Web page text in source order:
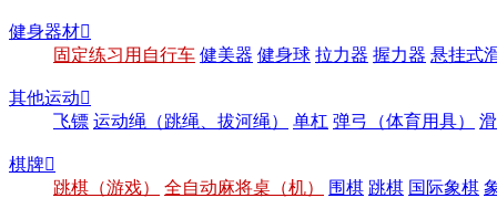
健身器材
固定练习用自行车 健美器 健身球 拉力器 握力器 悬挂式
其他运动
飞镖 运动绳（跳绳、拔河绳） 单杠 弹弓（体育用具）
棋牌
跳棋（游戏）
全自动麻将桌（机） 围棋 跳棋 国际象棋